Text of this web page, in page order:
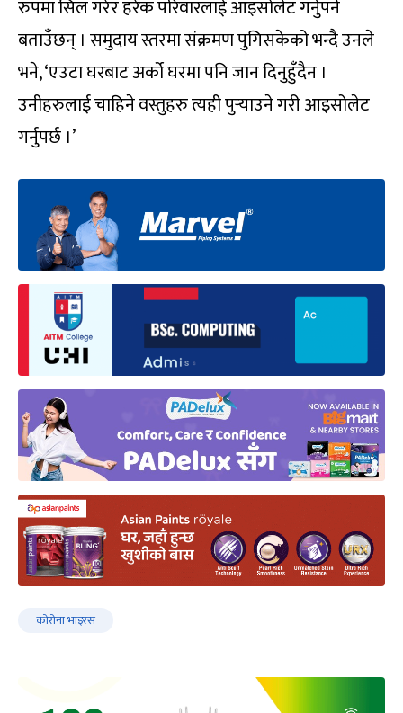
रुपमा सिल गरेर हरेक परिवारलाई आइसोलेट गर्नुपर्ने
बताउँछन् । समुदाय स्तरमा संक्रमण पुगिसकेको भन्दै उनले
भने, ‘एउटा घरबाट अर्को घरमा पनि जान दिनुहुँदैन ।
उनीहरुलाई चाहिने वस्तुहरु त्यही पुर्‍याउने गरी आइसोलेट
गर्नुपर्छ ।’
कोरोना भाइरस